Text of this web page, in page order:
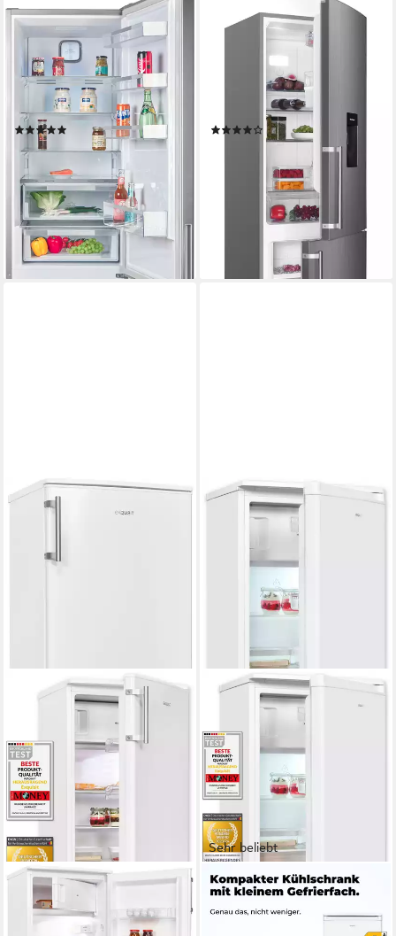
Kühl-/Gefrierkombination
KGN Eco 201 C
59,5 x 203,5 x 66,3 cm
B/H/T
249 l Kapazität Kühlen
Kapazität Frieren
Produktdatenblatt
(155)
549,00 € UVP779,00 €
15,94 €
mtl. in 48 Raten
-30%
lieferbar - in 2-3 Werktagen bei dir
Kühl-/Gefrierkombination
HKGK17955CNFWDI
54 x 181 x 60 cm
Kapazität Kühlen
Kapazität Frieren
Produktdatenblatt
(256)
729,00 €
mtl. in 24 Raten
lieferbar - in 2-3 Werktagen bei dir
EXQUISIT
Kühlschrank KS185-4-HE-
Sehr beliebt
EXQUISIT
Kühlschrank KS117-3-040E